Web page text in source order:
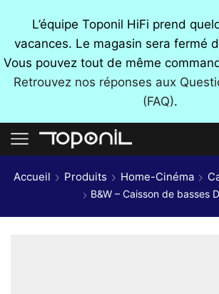
L’équipe Toponil HiFi prend
vacances. Le magasin sera fermé
Vous pouvez tout de même
Retrouvez nos réponses aux
(FAQ).
Accueil Produits Home-Cinéma
B&W – Caisson de basses